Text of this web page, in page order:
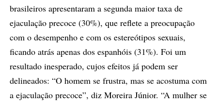
brasileiros apresentaram a segunda maior taxa de
ejaculação precoce (30%), que reflete a preocupação
com o desempenho e com os estereótipos sexuais,
ficando atrás apenas dos espanhóis (31%). Foi um
resultado inesperado, cujos efeitos já podem ser
delineados: “O homem se frustra, mas se acostuma com
a ejaculação precoce”, diz Moreira Júnior. “A mulher se